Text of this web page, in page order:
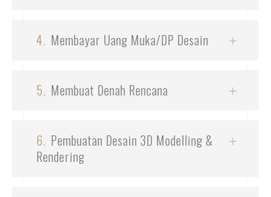
4. Membayar Uang Muka/DP Desain
5. Membuat Denah Rencana
6. Pembuatan Desain 3D Modelling &
Rendering